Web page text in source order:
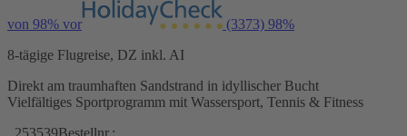
von 98% vor (3373) 98%
8-tägige Flugreise, DZ inkl. AI
Direkt am traumhaften Sandstrand in idyllischer Bucht
Vielfältiges Sportprogramm mit Wassersport, Tennis & Fitness
253539Bestellnr.: